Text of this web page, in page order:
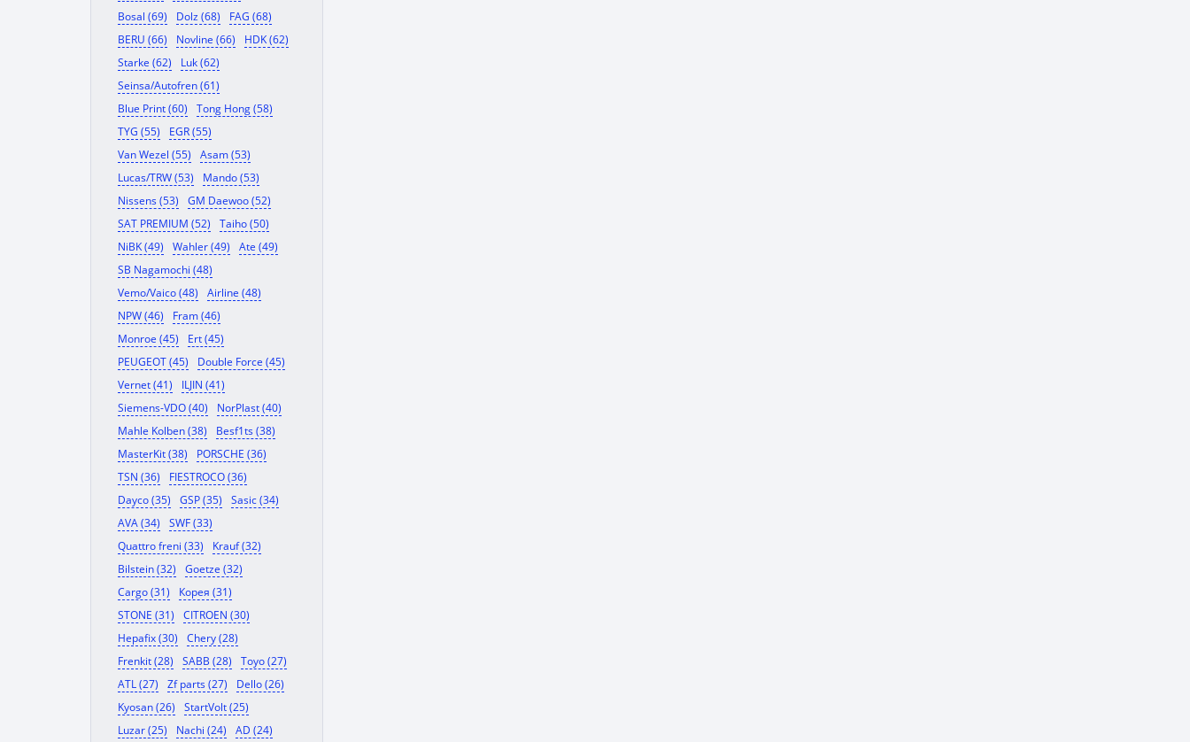
Bosal (69)
Dolz (68)
FAG (68)
BERU (66)
Novline (66)
HDK (62)
Starke (62)
Luk (62)
Seinsa/Autofren (61)
Blue Print (60)
Tong Hong (58)
TYG (55)
EGR (55)
Van Wezel (55)
Asam (53)
Lucas/TRW (53)
Mando (53)
Nissens (53)
GM Daewoo (52)
SAT PREMIUM (52)
Taiho (50)
NiBK (49)
Wahler (49)
Ate (49)
SB Nagamochi (48)
Vemo/Vaico (48)
Airline (48)
NPW (46)
Fram (46)
Monroe (45)
Ert (45)
PEUGEOT (45)
Double Force (45)
Vernet (41)
ILJIN (41)
Siemens-VDO (40)
NorPlast (40)
Mahle Kolben (38)
Besf1ts (38)
MasterKit (38)
PORSCHE (36)
TSN (36)
FIESTROCO (36)
Dayco (35)
GSP (35)
Sasic (34)
AVA (34)
SWF (33)
Quattro freni (33)
Krauf (32)
Bilstein (32)
Goetze (32)
Cargo (31)
Корея (31)
STONE (31)
CITROEN (30)
Hepafix (30)
Chery (28)
Frenkit (28)
SABB (28)
Toyo (27)
ATL (27)
Zf parts (27)
Dello (26)
Kyosan (26)
StartVolt (25)
Luzar (25)
Nachi (24)
AD (24)